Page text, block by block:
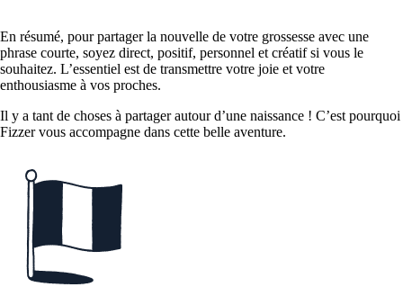
En résumé, pour partager la nouvelle de votre grossesse avec une
phrase courte, soyez direct, positif, personnel et créatif si vous le
souhaitez. L’essentiel est de transmettre votre joie et votre
enthousiasme à vos proches.
Il y a tant de choses à partager autour d’une naissance ! C’est pourquoi
Fizzer vous accompagne dans cette belle aventure.